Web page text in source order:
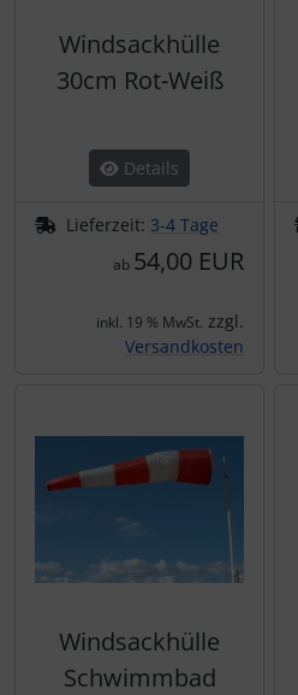
Windsackhülle
30cm Rot-Weiß
Details
Lieferzeit: 3-4 Tage
ab 54,00 EUR
inkl. 19 % MwSt. zzgl.
Versandkosten
Windsackhülle
Schwimmbad